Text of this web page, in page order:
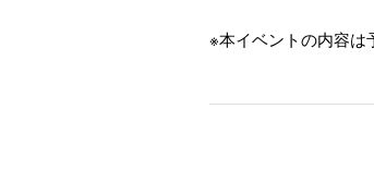
※本イベントの内容は